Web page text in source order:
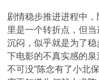
剧情稳步推进进程中
里是一个转折点，但
沉闷，似乎就是为了
下电影的不真实感的
不可没”陈念有了小北